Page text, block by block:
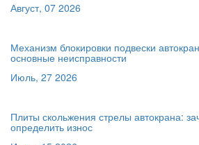
Август, 07 2026
Механизм блокировки подвески
основные неисправности
Июль, 27 2026
Плиты скольжения стрелы автокрана:
определить износ